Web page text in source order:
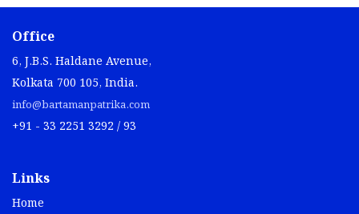
Office
6, J.B.S. Haldane Avenue,
Kolkata 700 105, India.
info@bartamanpatrika.com
+91 - 33 2251 3292 / 93
Links
Home